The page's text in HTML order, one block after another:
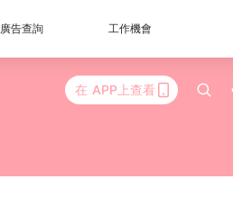
廣告查詢 工作機會
在 APP上查看